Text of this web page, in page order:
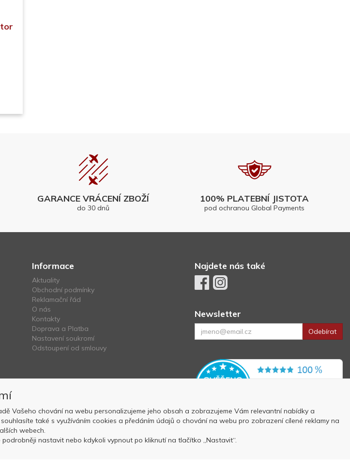
GARANCE VRÁCENÍ ZBOŽÍ
do 30 dnů
100% PLATEBNÍ JISTOTA
pod ochranou Global Payments
Informace
Aktuality
Obchodní podmínky
Reklamační řád
O nás
Kontakty
Doprava a Platba
Nastavení soukromí
Odstoupení od smlouvy
Najdete nás také
Newsletter
Odebírat
s.r.o. 2022, powered by ABRA E-shop
Vašeho chování na webu personalizujeme jeho obsah a zobrazujeme Vám relevantní nabídky a
také s využíváním cookies a předáním údajů o chování na webu pro zobrazení cílené reklamy na
webech.
nastavit nebo kdykoli vypnout po kliknutí na tlačítko „Nastavit“.